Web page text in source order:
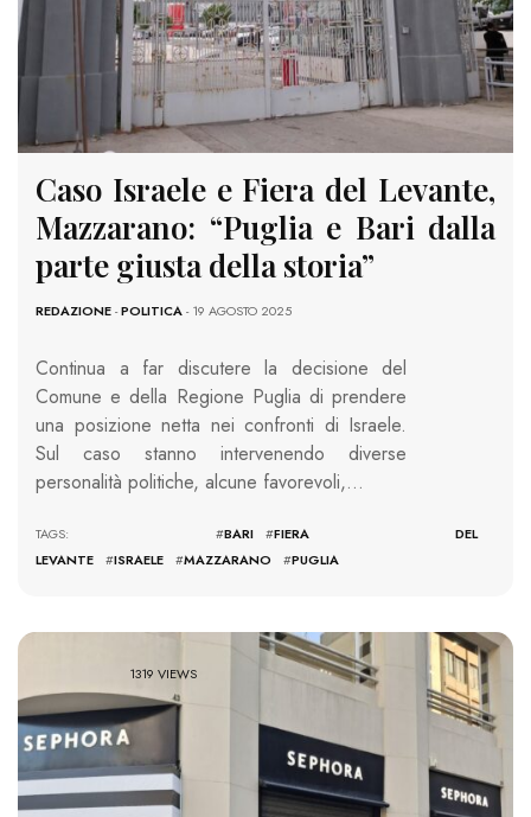
Caso Israele e Fiera del Levante,
Mazzarano: “Puglia e Bari dalla
parte giusta della storia”
REDAZIONE-POLITICA- 19 AGOSTO 2025
Continua a far discutere la decisione del
Comune e della Regione Puglia di prendere
una posizione netta nei confronti di Israele.
Sul caso stanno intervenendo diverse
personalità politiche, alcune favorevoli,…
TAGS: #BARI #FIERA DEL
LEVANTE
#ISRAELE #MAZZARANO #PUGLIA
1319 VIEWS